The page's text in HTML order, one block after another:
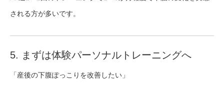
される方が多いです。
5. まずは体験パーソナルトレーニングへ
「産後の下腹ぽっこりを改善したい」